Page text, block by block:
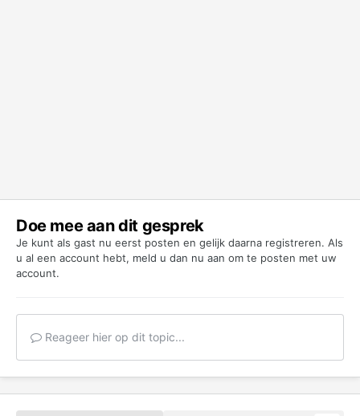
Doe mee aan dit gesprek
Je kunt als gast nu eerst posten en gelijk daarna registreren. Als
u al een account hebt, meld u dan nu aan om te posten met uw
account.
Reageer hier op dit topic...